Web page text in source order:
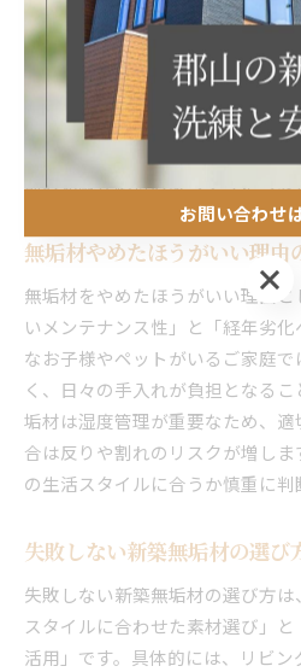
「素材特性の理解不足」です。
ため、隙間や反りが発生する場合
法として、施工前に専門家から
法を詳しく説明してもらうこと
傷や汚れが目立ちにくい樹種を選
前の知識が納得の家づくりにつな
無垢材やめたほうがいい理由
無垢材をやめたほうがいい理由
いメンテナンス性」と「経年劣
なお子様やペットがいるご家庭
く、日々の手入れが負担となる
垢材は湿度管理が重要なため、
合は反りや割れのリスクが増し
の生活スタイルに合うか慎重に判
失敗しない新築無垢材の選び
失敗しない新築無垢材の選び方
スタイルに合わせた素材選び」
活用」です。具体的には、リビ
お問い合わせ
お問い合わせ